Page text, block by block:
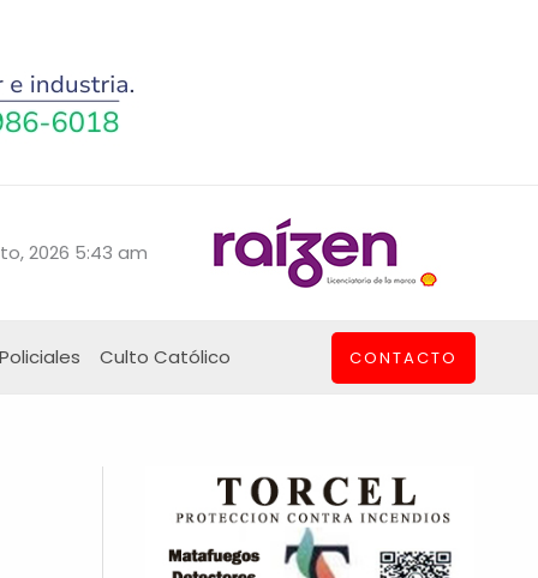
2026 5:43 am
Policiales Culto Católico CONTACTO